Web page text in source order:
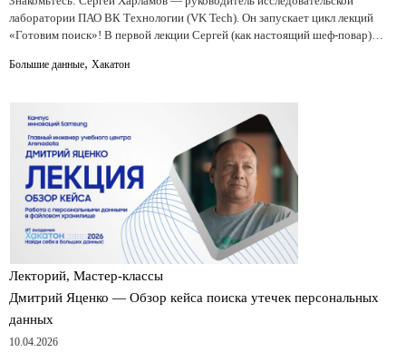
лаборатории ПАО ВК Технологии (VK Tech). Он запускает цикл лекций
«Готовим поиск»! В первой лекции Сергей (как настоящий шеф-повар)…
Большие данные, Хакатон
Лекторий, Мастер-классы
Дмитрий Яценко — Обзор кейса поиска утечек персональных
данных
10.04.2026